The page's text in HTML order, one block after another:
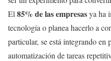
El 85% de las empresasya ha
tecnología o planea hacerlo a
particular, se está integrando en
automatización de tareas